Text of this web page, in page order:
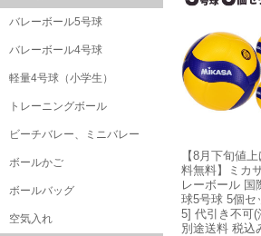
【8月下旬値
料無料】ミカ
レーボール 国
球5号球 5個セ
5] 代引き不可(
別途送料 税込
バレーボール5号球
バレーボール4号球
軽量4号球（小学生）
トレーニングボール
ビーチバレー、ミニバレー
ボールかご
ボールバッグ
空気入れ